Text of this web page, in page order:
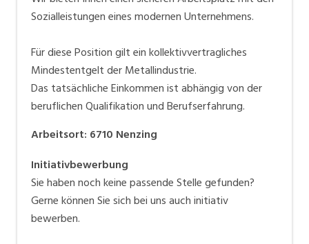
Sozialleistungen eines modernen Unternehmens.
Für diese Position gilt ein kollektivvertragliches
Mindestentgelt der Metallindustrie.
Das tatsächliche Einkommen ist abhängig von der
beruflichen Qualifikation und Berufserfahrung.
Arbeitsort: 6710 Nenzing
Initiativbewerbung
Sie haben noch keine passende Stelle gefunden?
Gerne können Sie sich bei uns auch initiativ
bewerben.